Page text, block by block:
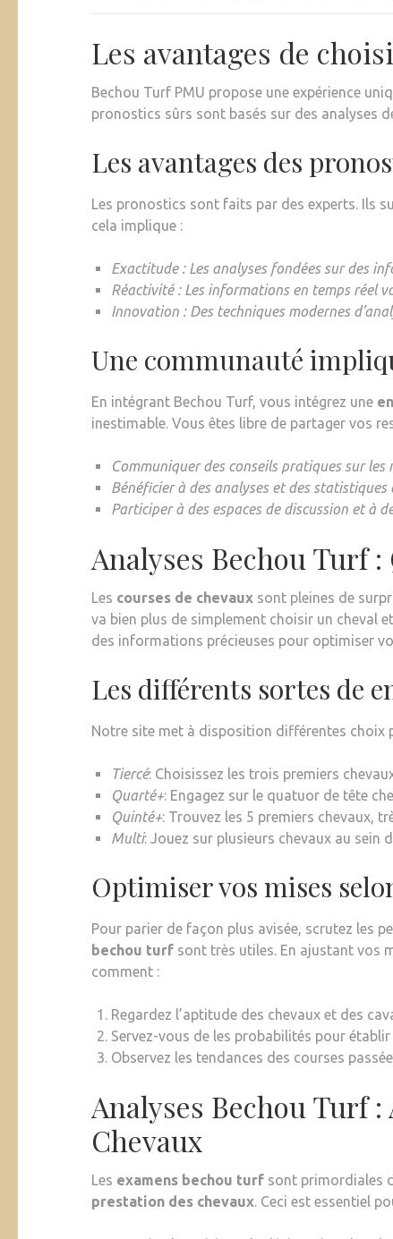
Les avantages de
Bechou Turf PMU propose une expérience
pronostics sûrs sont basés sur des analyses
Les avantages des
Les pronostics sont faits par des experts. Ils
cela implique :
Exactitude : Les analyses fondées sur des
Réactivité : Les informations en temps réel
Innovation : Des techniques modernes
Une communauté
En intégrant Bechou Turf, vous intégrez une
inestimable. Vous êtes libre de partager vos
Communiquer des conseils pratiques sur les
Bénéficier à des analyses et des statistiques
Participer à des espaces de discussion et à
Analyses Bechou Turf
Les courses de chevaux sont pleines de
va bien plus de simplement choisir un cheval
des informations précieuses pour optimiser
Les différents sortes de
Notre site met à disposition différentes choix
Tiercé: Choisissez les trois premiers
Quarté+: Engagez sur le quatuor de tête
Quinté+: Trouvez les 5 premiers chevaux,
Multi: Jouez sur plusieurs chevaux au sein
Optimiser vos mises
Pour parier de façon plus avisée, scrutez les
bechou turf sont très utiles. En ajustant vos
comment :
Regardez l’aptitude des chevaux et des
Servez-vous de les probabilités pour établir
Observez les tendances des courses
Analyses Bechou Turf
Chevaux
Les examens bechou turf sont primordiales
prestation des chevaux. Ceci est essentiel